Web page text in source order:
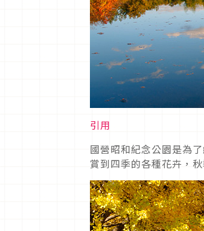
引用
國營昭和紀念公園是為
賞到四季的各種花卉，